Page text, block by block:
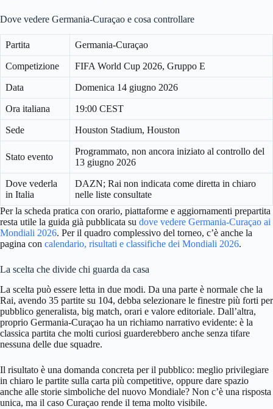
Dove vedere Germania-Curaçao e cosa controllare
Partita Germania-Curaçao
Competizione FIFA World Cup 2026, Gruppo E
Data Domenica 14 giugno 2026
Ora italiana 19:00 CEST
Sede Houston Stadium, Houston
Stato evento
Programmato, non ancora iniziato al controllo del
13 giugno 2026
Dove vederla
in Italia
DAZN; Rai non indicata come diretta in chiaro
nelle liste consultate
Per la scheda pratica con orario, piattaforme e aggiornamenti prepartita
resta utile la guida già pubblicata su dove vedere Germania-Curaçao ai
Mondiali 2026. Per il quadro complessivo del torneo, c’è anche la
pagina con calendario, risultati e classifiche dei Mondiali 2026.
La scelta che divide chi guarda da casa
La scelta può essere letta in due modi. Da una parte è normale che la
Rai, avendo 35 partite su 104, debba selezionare le finestre più forti per
pubblico generalista, big match, orari e valore editoriale. Dall’altra,
proprio Germania-Curaçao ha un richiamo narrativo evidente: è la
classica partita che molti curiosi guarderebbero anche senza tifare
nessuna delle due squadre.
Il risultato è una domanda concreta per il pubblico: meglio privilegiare
in chiaro le partite sulla carta più competitive, oppure dare spazio
anche alle storie simboliche del nuovo Mondiale? Non c’è una risposta
unica, ma il caso Curaçao rende il tema molto visibile.